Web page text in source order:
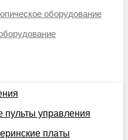
оборудование
управления
платы